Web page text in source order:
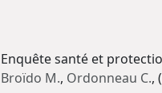
Enquête santé et
Broïdo M., Ordonneau C.,